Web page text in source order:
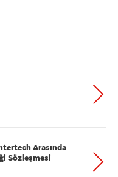
Arasında
Sözleşmesi